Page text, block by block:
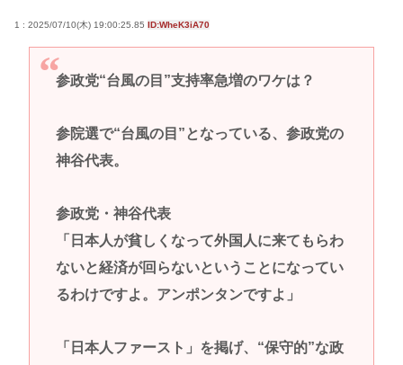
1 : 2025/07/10(木) 19:00:25.85 ID:WheK3iA70
参政党“台風の目”支持率急増のワケは？
参院選で“台風の目”となっている、参政党の
神谷代表。
参政党・神谷代表
「日本人が貧しくなって外国人に来てもらわ
ないと経済が回らないということになってい
るわけですよ。アンポンタンですよ」
「日本人ファースト」を掲げ、“保守的”な政